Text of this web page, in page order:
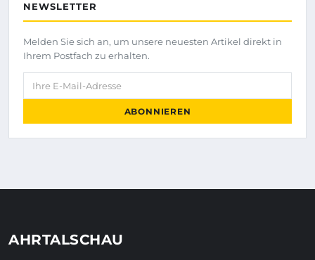
NEWSLETTER
Melden Sie sich an, um unsere neuesten Artikel direkt in
Ihrem Postfach zu erhalten.
Ihre E-Mail-Adresse
ABONNIEREN
AHRTALSCHAU